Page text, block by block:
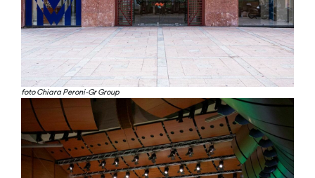
foto Chiara Peroni-Gr Group